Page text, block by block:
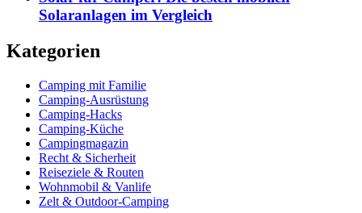
Solaranlagen im Vergleich
Kategorien
Camping mit Familie
Camping-Ausrüstung
Camping-Hacks
Camping-Küche
Campingmagazin
Recht & Sicherheit
Reiseziele & Routen
Wohnmobil & Vanlife
Zelt & Outdoor-Camping